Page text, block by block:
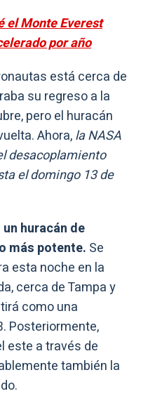
el Monte Everest
por año
está cerca de
su regreso a la
pero el huracán
Ahora,la NASA
desacoplamiento
el domingo 13 de
huracán de
más potente. Se
esta noche en la
cerca de Tampa y
como una
Posteriormente,
este a través de
también la